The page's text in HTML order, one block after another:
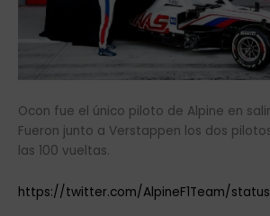
Ocon fue el único piloto de Alpine en
Fueron junto a Verstappen los dos
las 100 vueltas.
https://twitter.com/AlpineF1Team/